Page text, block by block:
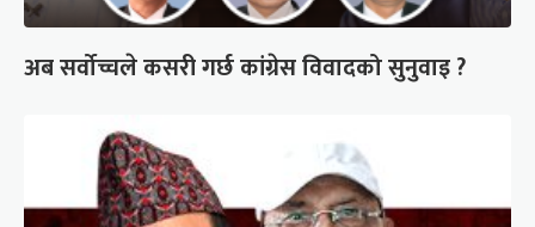
अब सर्वोच्चले कसरी गर्छ कांग्रेस विवादको सुनुवाइ ?